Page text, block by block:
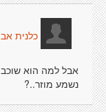
כלנית
אבל למה הוא שוכב
נשמע מוזר..?